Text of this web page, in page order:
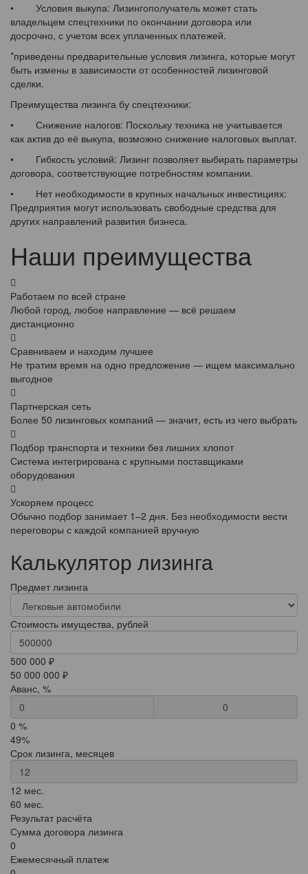
• Условия выкупа: Лизингополучатель может стать
владельцем спецтехники по окончании договора или
досрочно, с учетом всех уплаченных платежей.
*приведены предварительные условия лизинга, которые могут
быть измены в зависимости от особенностей лизинговой
сделки.
Преимущества лизинга бу спецтехники:
• Снижение налогов: Поскольку техника не учитывается
как актив до её выкупа, возможно снижение налоговых выплат.
• Гибкость условий: Лизинг позволяет выбирать параметры
договора, соответствующие потребностям компании.
• Нет необходимости в крупных начальных инвестициях:
Предприятия могут использовать свободные средства для
других направлений развития бизнеса.
Наши преимущества
Работаем по всей стране
Любой город, любое направление — всё решаем
дистанционно
Сравниваем и находим лучшее
Не тратим время на одно предложение — ищем максимально
выгодное
Партнерская сеть
Более 50 лизинговых компаний — значит, есть из чего выбрать
Подбор транспорта и техники без лишних хлопот
Система интегрирована с крупными поставщиками
оборудования
Ускоряем процесс
Обычно подбор занимает 1–2 дня. Без необходимости вести
переговоры с каждой компанией вручную
Калькулятор лизинга
Предмет лизинга
Стоимость имущества, рублей
500 000 ₽
50 000 000 ₽
Аванс, %
0
0 %
49%
Срок лизинга, месяцев
12 мес.
60 мес.
Результат расчёта
Сумма договора лизинга
0
Ежемесячный платеж